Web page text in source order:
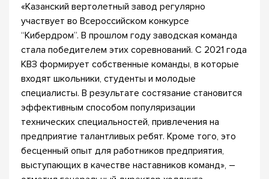
«Казанский вертолетный завод регулярно
участвует во Всероссийском конкурсе
“Кибердром”. В прошлом году заводская команда
стала победителем этих соревнований. С 2021 года
КВЗ формирует собственные команды, в которые
входят школьники, студенты и молодые
специалисты. В результате состязание становится
эффективным способом популяризации
технических специальностей, привлечения на
предприятие талантливых ребят. Кроме того, это
бесценный опыт для работников предприятия,
выступающих в качестве наставников команд», –